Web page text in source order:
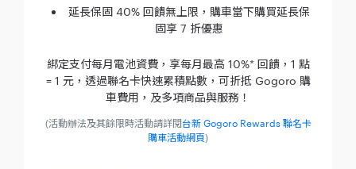
延長保固 40% 回饋無上限，購車當下購買延長保
固享 7 折優惠
綁定支付每月電池資費，享每月最高 10%* 回饋，1 點
= 1 元，透過聯名卡快速累積點數，可折抵 Gogoro 購
車費用，及多項商品與服務！
(活動辦法及其餘限時活動請詳閱台新 Gogoro Rewards 聯名卡
購車活動網頁)